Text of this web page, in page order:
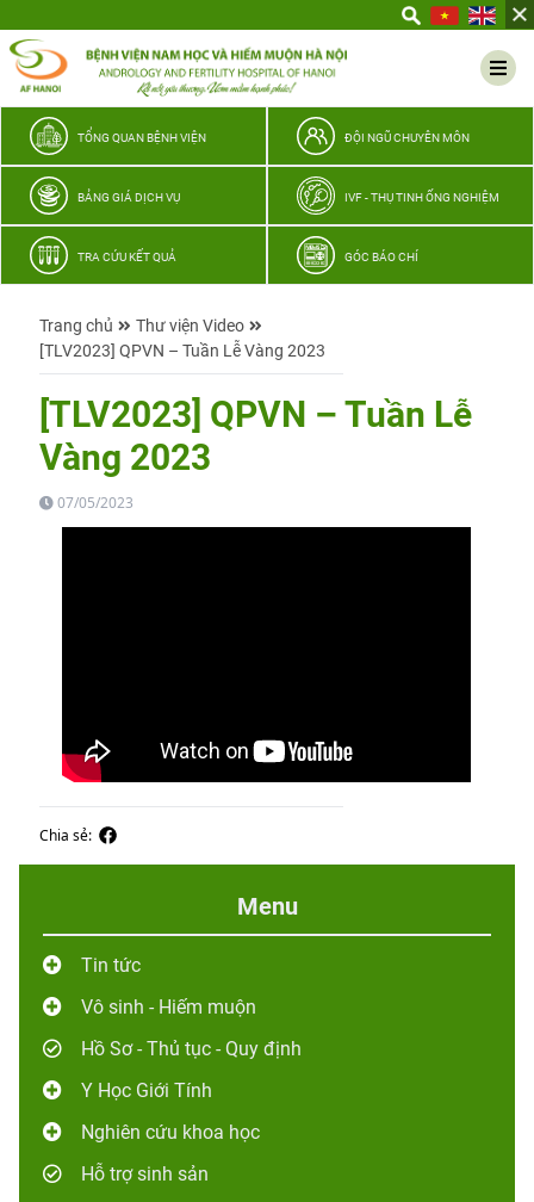
thương
TỔNG QUAN BỆNH VIỆN ĐỘI NGŨ CHUYÊN MÔN
BẢNG GIÁ DỊCH VỤ IVF - THỤ TINH ỐNG NGHIỆM
TRA CỨU KẾT QUẢ GÓC BÁO CHÍ
Trang chủ
Thư viện Video
[TLV2023] QPVN – Tuần Lễ Vàng 2023
[TLV2023] QPVN – Tuần Lễ
Vàng 2023
07/05/2023
Chia sẻ:
Menu
Tin tức
Vô sinh - Hiếm muộn
Hồ Sơ - Thủ tục - Quy định
Y Học Giới Tính
Nghiên cứu khoa học
Hỗ trợ sinh sản